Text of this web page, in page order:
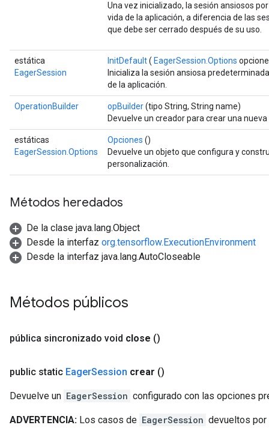
Una vez inicializado, la sesión ansiosos
vida de la aplicación, a diferencia de las
que debe ser cerrado después de su uso.
estática
EagerSession
InitDefault( EagerSession.Options
Inicializa la sesión ansiosa
de la aplicación.
OperationBuilder opBuilder(tipo String, String name)
Devuelve un creador para crear una nueva
estáticas
EagerSession.Options
Opciones ()
Devuelve un objeto que configura y
personalización.
Métodos heredados
De la clase java.lang.Object
Desde la interfaz org.tensorflow.ExecutionEnvironment
Desde la interfaz java.lang.AutoCloseable
Métodos públicos
pública sincronizado void close ()
public static EagerSession crear ()
Devuelve un EagerSession configurado con las opciones
ADVERTENCIA: Los casos de EagerSession devueltos